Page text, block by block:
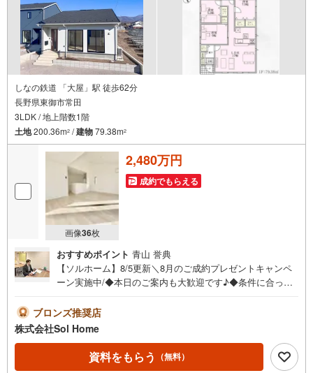
しなの鉄道 「大屋」駅 徒歩62分
長野県東御市常田
3LDK / 地上階数1階
土地200.36m2 /建物79.38m2
画像36枚
2,480万円
成約でもらえる
おすすめポイント 青山 誉典
【ソルホーム】8/5更新＼8月のご成約プレゼントキャンペ
ーン実施中/◆本日のご案内も大歓迎です♪◆条件に合った
しい、ローン相談をしたい、小さな疑問なども大歓迎です
♪》＝＝＝＝＝＝＝＝＝＝＝＝＝＝＝＝＝＝＝＝＝＝＝＝
間はお電話が繋がりやすくなっております。ぜひお気軽に
ご連絡下さい！現地を見学される場合は「室内・現地を見
ブロンズ推奨店
株式会社Sol Home
資料をもらう （無料）